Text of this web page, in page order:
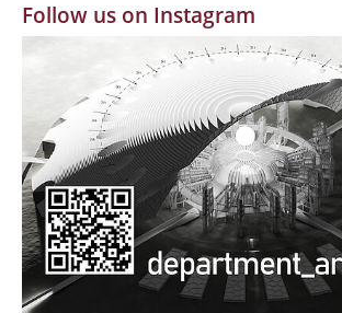
Alumni | cloud club
Documents and Downloads
Follow us on Instagram